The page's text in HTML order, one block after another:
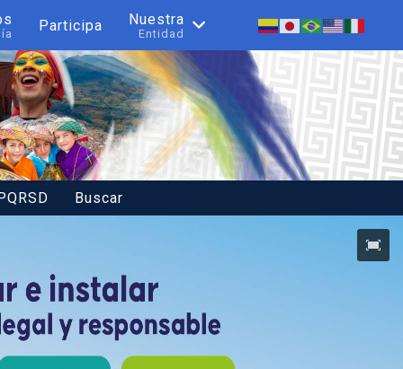
Participa Nuestra
Entidad
Buscar